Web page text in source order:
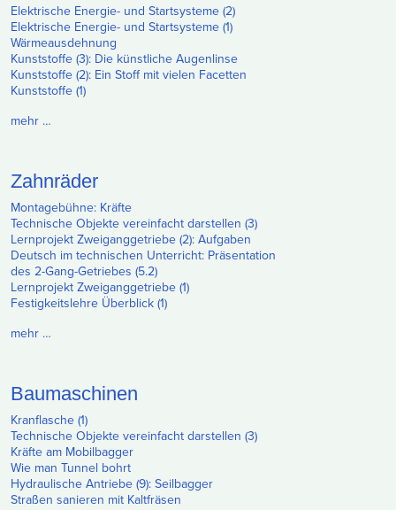
Elektrische Energie- und Startsysteme (2)
Elektrische Energie- und Startsysteme (1)
Wärmeausdehnung
Kunststoffe (3): Die künstliche Augenlinse
Kunststoffe (2): Ein Stoff mit vielen Facetten
Kunststoffe (1)
mehr …
Zahnräder
Montagebühne: Kräfte
Technische Objekte vereinfacht darstellen (3)
Lernprojekt Zweiganggetriebe (2): Aufgaben
Deutsch im technischen Unterricht: Präsentation
des 2-Gang-Getriebes (5.2)
Lernprojekt Zweiganggetriebe (1)
Festigkeitslehre Überblick (1)
mehr …
Baumaschinen
Kranflasche (1)
Technische Objekte vereinfacht darstellen (3)
Kräfte am Mobilbagger
Wie man Tunnel bohrt
Hydraulische Antriebe (9): Seilbagger
Straßen sanieren mit Kaltfräsen